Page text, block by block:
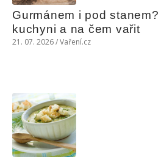
Gurmánem i pod
kuchyni a na čem vařit
21. 07. 2026 / Vaření.cz